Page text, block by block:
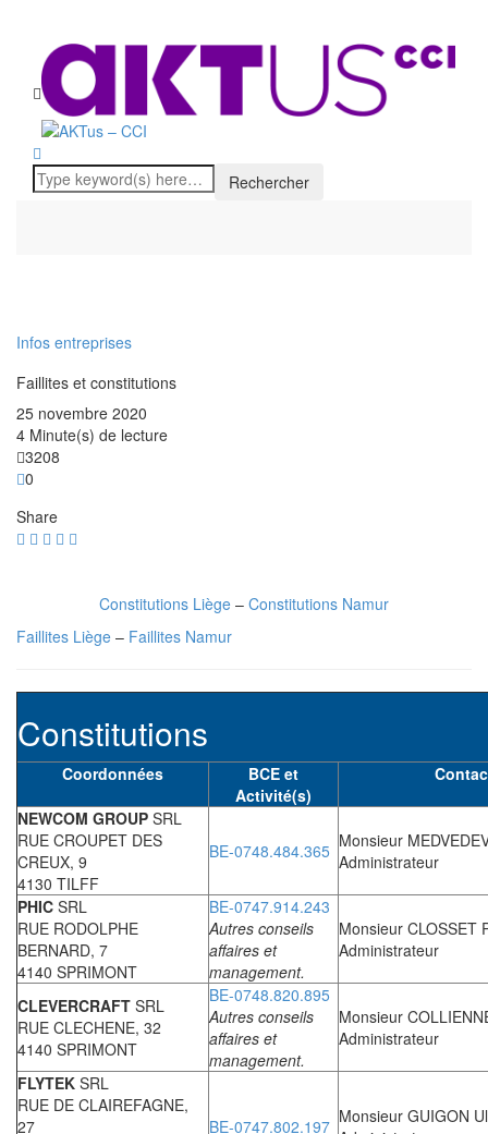
Infos entreprises
Faillites et constitutions
25 novembre 2020
4 Minute(s) de lecture
3208
0
Share
Constitutions Liège – Constitutions Namur
Faillites Liège – Faillites Namur
Constitutions
Coordonnées
BCE et
Activité(s)
NEWCOM GROUP SRL
RUE CROUPET DES
CREUX, 9
4130 TILFF
BE-0748.484.365 Monsieur
Administrateur
PHIC SRL
RUE RODOLPHE
BERNARD, 7
4140 SPRIMONT
BE-0747.914.243
Autres conseils
affaires et
management.
Monsieur CLOSSET
Administrateur
CLEVERCRAFT SRL
RUE CLECHENE, 32
4140 SPRIMONT
BE-0748.820.895
Autres conseils
affaires et
management.
Monsieur
Administrateur
FLYTEK SRL
RUE DE CLAIREFAGNE,
27
BE-0747.802.197 Monsieur GUIGON